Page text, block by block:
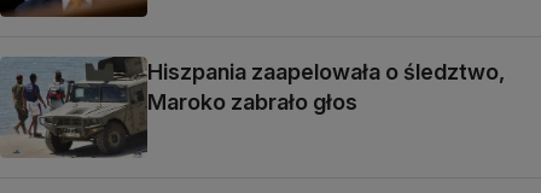
Hiszpania zaapelowała o śledztwo,
Maroko zabrało głos